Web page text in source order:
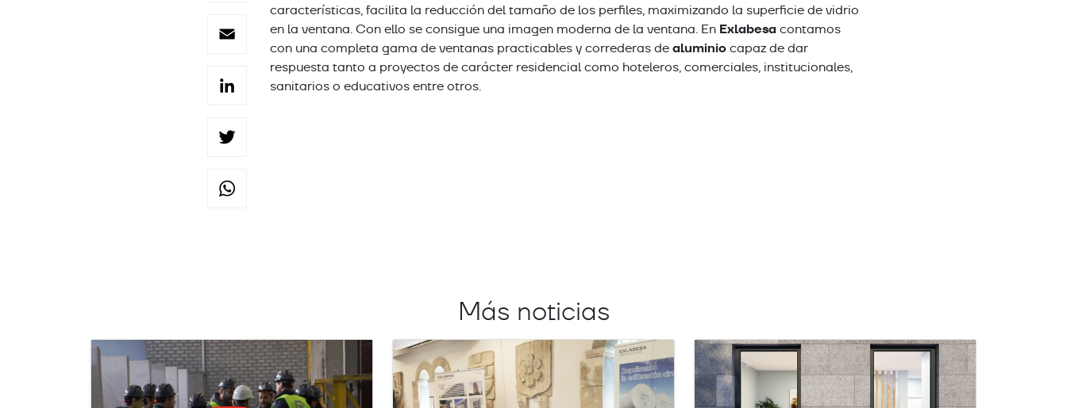
Email
LinkedIn
características, facilita la reducción del tamaño de los perfiles, maximizando la superficie de vidrio
en la ventana. Con ello se consigue una imagen moderna de la ventana. En Exlabesacontamos
con una completa gama de ventanas practicables y correderas dealuminiocapaz de dar
respuesta tanto a proyectos de carácter residencial como hoteleros, comerciales, institucionales,
sanitarios o educativos entre otros.
Más noticias